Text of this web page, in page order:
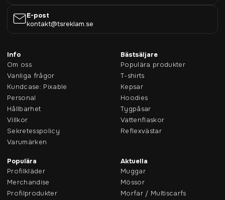
E-post
kontakt@tsreklam.se
Info
Om oss
Vanliga frågor
Kundcase: Pixable
Personal
Hållbarhet
Villkor
Sekretesspolicy
Varumärken
Bästsäljare
Populära produkter
T-shirts
Kepsar
Hoodies
Tygpåsar
Vattenflaskor
Reflexvästar
Populära
Profilkläder
Merchandise
Profilprodukter
Aktuella
Muggar
Mössor
Morfar / Multiscarfs